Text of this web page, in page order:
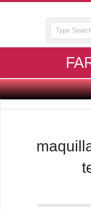
Primary
Navigation